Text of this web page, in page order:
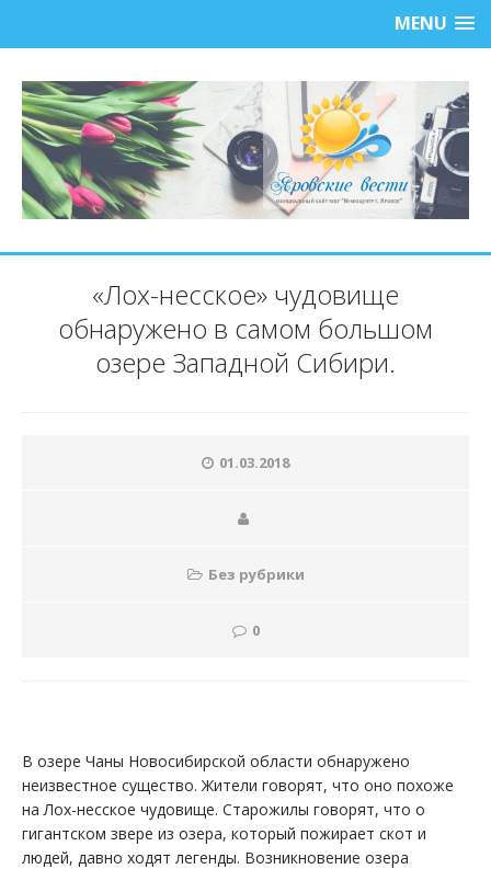
MENU
«Лох-несское» чудовище
обнаружено в самом большом
озере Западной Сибири.
01.03.2018
Без рубрики
0
В озере Чаны Новосибирской области обнаружено
неизвестное существо. Жители говорят, что оно похоже
на Лох-несское чудовище. Старожилы говорят, что о
гигантском звере из озера, который пожирает скот и
людей, давно ходят легенды. Возникновение озера